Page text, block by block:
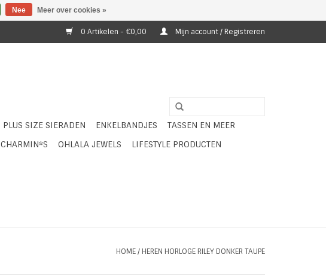
0 Artikelen - €0,00 Mijn account / Registreren
PLUS SIZE SIERADEN ENKELBANDJES
TASSEN EN MEER
CHARMIN*S OHLALA JEWELS
LIFESTYLE PRODUCTEN
HOME/ HEREN HORLOGE RILEY DONKER TAUPE
Nee Meer over cookies »